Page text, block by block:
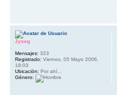
Jyseg
Mensajes: 323
Registrado: Viernes, 05 Mayo 2006,
18:03
Ubicación: Por ahí...
Género: